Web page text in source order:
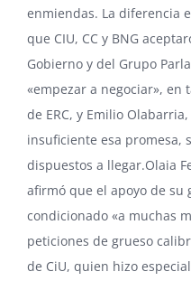
enmiendas. La diferencia
que CIU, CC y BNG
Gobierno y del Grupo
«empezar a negociar», en
de ERC, y Emilio
insuficiente esa promesa,
dispuestos a llegar.Olaia
afirmó que el apoyo de su
condicionado «a muchas
peticiones de grueso
de CiU, quien hizo